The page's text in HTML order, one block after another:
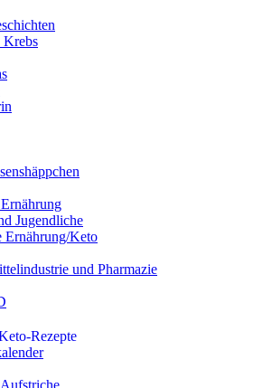
Krebs
Jugendliche
Ernährung/Keto
und Pharmazie
Rezepte